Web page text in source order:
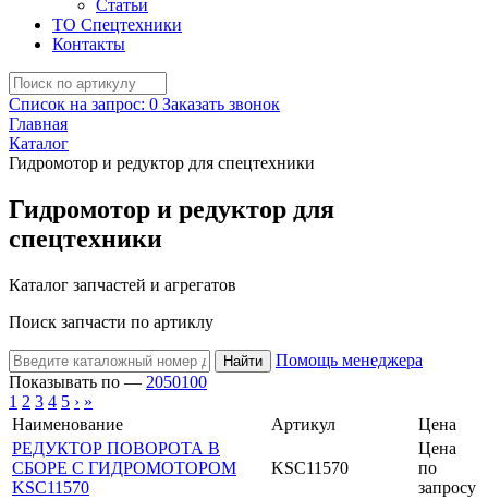
Статьи
ТО Спецтехники
Контакты
Список на запрос: 0 Заказать звонок
Главная
Каталог
Гидромотор и редуктор для спецтехники
Гидромотор и редуктор для
спецтехники
Каталог запчастей и агрегатов
Поиск запчасти по артиклу
Найти
Помощь менеджера
Показывать по — 2050100
1 2 3 4 5 › »
Наименование
Артикул
Цена
РЕДУКТОР ПОВОРОТА В
СБОРЕ С ГИДРОМОТОРОМ
KSC11570
KSC11570
Цена
по
запросу